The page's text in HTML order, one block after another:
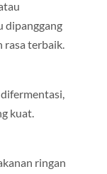
dipanggang
rasa terbaik.
kuat.
ringan